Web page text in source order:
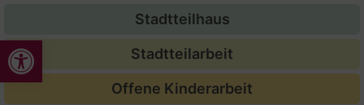
Werkzeugleiste öffnen
Stadtteilhaus
Stadtteilarbeit
Offene Kinderarbeit